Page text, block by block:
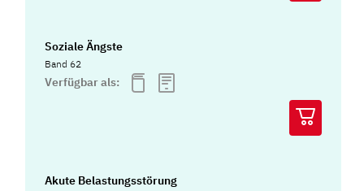
Soziale Ängste
Band 62
Verfügbar als:
Akute Belastungsstörung